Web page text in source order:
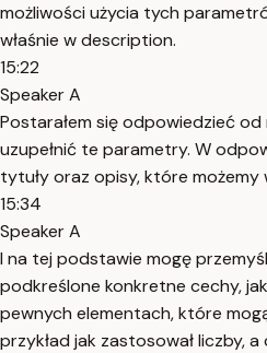
możliwości użycia tych
właśnie w description.
15:22
Speaker A
Postarałem się odpowiedzieć
uzupełnić te parametry. W
tytuły oraz opisy, które możemy
15:34
Speaker A
I na tej podstawie mogę
podkreślone konkretne cechy, jak
pewnych elementach, które
przykład jak zastosował liczby,